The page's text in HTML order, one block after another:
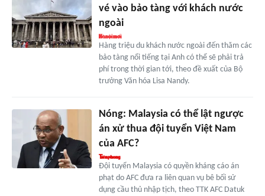
vé vào bảo tàng với khách nước
ngoài
Hàng triệu du khách nước ngoài đến thăm các
bảo tàng nổi tiếng tại Anh có thể sẽ phải trả
phí trong thời gian tới, theo đề xuất của Bộ
trưởng Văn hóa Lisa Nandy.
Nóng: Malaysia có thể lật ngược
án xử thua đội tuyển Việt Nam
của AFC?
Đội tuyển Malaysia có quyền kháng cáo án
phạt do AFC đưa ra liên quan vụ bê bối sử
dụng cầu thủ nhập tịch, theo TTK AFC Datuk